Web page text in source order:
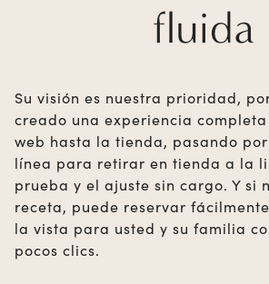
fluida
Su visión es nuestra prioridad,
creado una experiencia
web hasta la tienda, pasando
línea para retirar en tienda a la
prueba y el ajuste sin cargo. Y si
receta, puede reservar
la vista para usted y su familia
pocos clics.